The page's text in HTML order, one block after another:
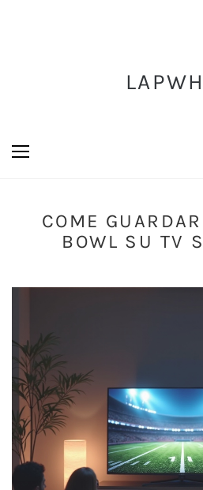
COME
BOWL SU TV